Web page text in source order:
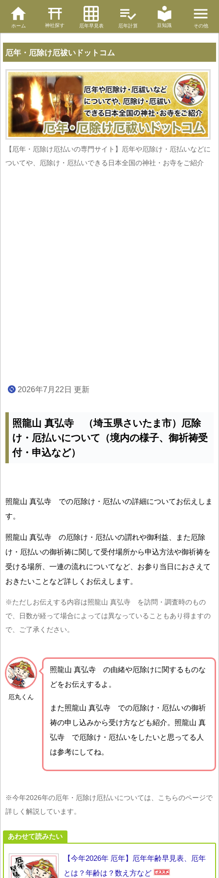
ホーム 神社探す 厄年早見表 厄年計算 豆知識 その他
厄年・厄除け厄祓いドットコム
【厄年・厄除け厄払いの専門サイト】厄年や厄除け・厄払いなどに
ついてや、厄除け・厄払いできる日本全国の神社・お寺をご紹介
2026年7月22日 更新
照龍山 真弘寺 （埼玉県さいたま市）厄除
け・厄払いについて（境内の様子、御祈祷受
付・申込など）
照龍山 真弘寺 での厄除け・厄払いの詳細についてお伝えしま
す。
照龍山 真弘寺 の厄除け・厄払いの謂れや御利益、また厄除
け・厄払いの御祈祷に関して受付場所から申込方法や御祈祷を
受ける場所、一連の流れについてなど、お参り当日におさえて
おきたいことなど詳しくお伝えします。
※ただしお伝えする内容は照龍山 真弘寺 を訪問・調査時のもの
で、日数が経って場合によっては異なっていることもあり得ますの
で、ご了承ください。
厄丸くん
照龍山 真弘寺 の由緒や厄除けに関するものな
どをお伝えするよ。
また照龍山 真弘寺 での厄除け・厄払いの御祈
祷の申し込みから受け方なども紹介。照龍山 真
弘寺 で厄除け・厄払いをしたいと思ってる人
は参考にしてね。
※今年2026年の厄年・厄除け厄払いについては、こちらのページで
詳しく解説しています。
あわせて読みたい
【今年2026年 厄年】厄年年齢早見表、厄年
とは？年齢は？数え方など